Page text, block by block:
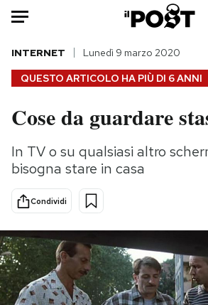
Auto
HOME
Italia
Politica
Internet
Cultura
Economia
Sport
Moda
QUESTO ARTICOLO HA PIÙ DI 6 ANNI
INTERNET Lunedì 9 marzo 2020
Cose da guardare
In TV o su qualsiasi altro
bisogna stare in casa
Condividi